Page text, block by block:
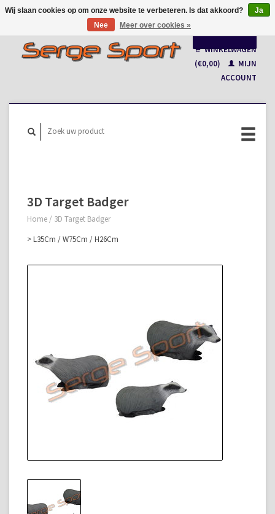
Français
WINKELWAGEN
(€0,00)
MIJN
ACCOUNT
3D Target Badger
Home / 3D Target Badger
> L35Cm / W75Cm / H26Cm
Wij slaan cookies op om onze website te verbeteren. Is dat akkoord?
Ja
Nee
Meer over cookies »